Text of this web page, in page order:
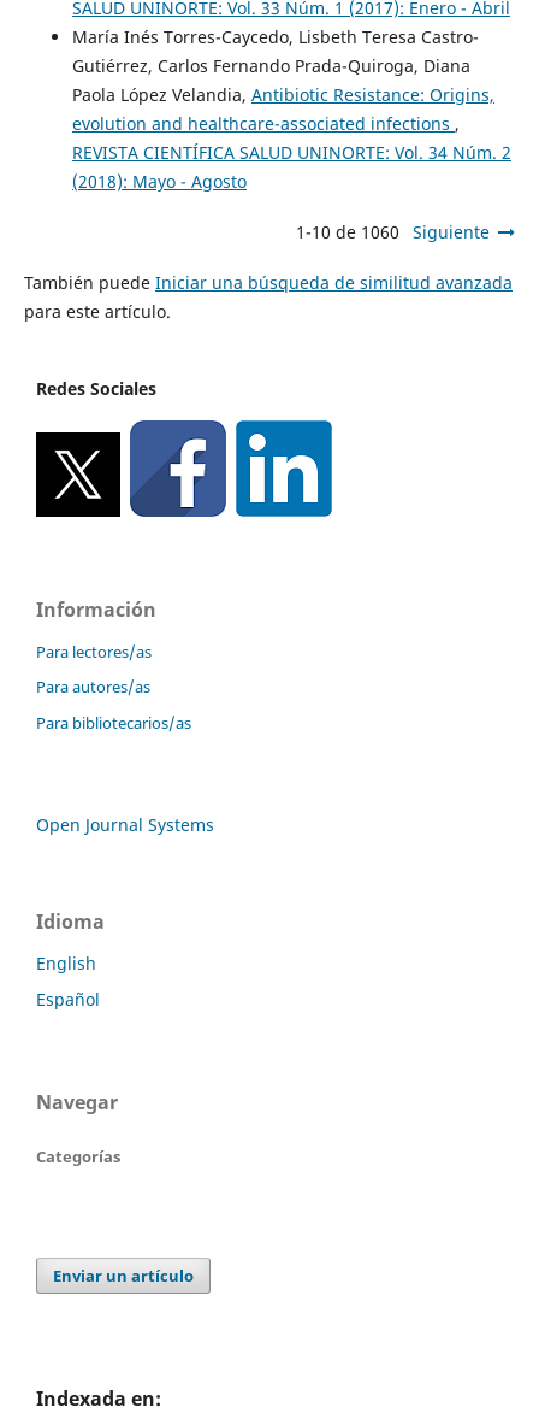
SALUD UNINORTE: Vol. 33 Núm. 1 (2017): Enero - Abril
María Inés Torres-Caycedo, Lisbeth Teresa Castro-
Gutiérrez, Carlos Fernando Prada-Quiroga, Diana
Paola López Velandia, Antibiotic Resistance: Origins,
evolution and healthcare-associated infections ,
REVISTA CIENTÍFICA SALUD UNINORTE: Vol. 34 Núm. 2
(2018): Mayo - Agosto
1-10 de 1060 Siguiente
También puede Iniciar una búsqueda de similitud avanzada
para este artículo.
Redes Sociales
Información
Para lectores/as
Para autores/as
Para bibliotecarios/as
Open Journal Systems
Idioma
English
Español
Navegar
Categorías
Enviar un artículo
Indexada en: